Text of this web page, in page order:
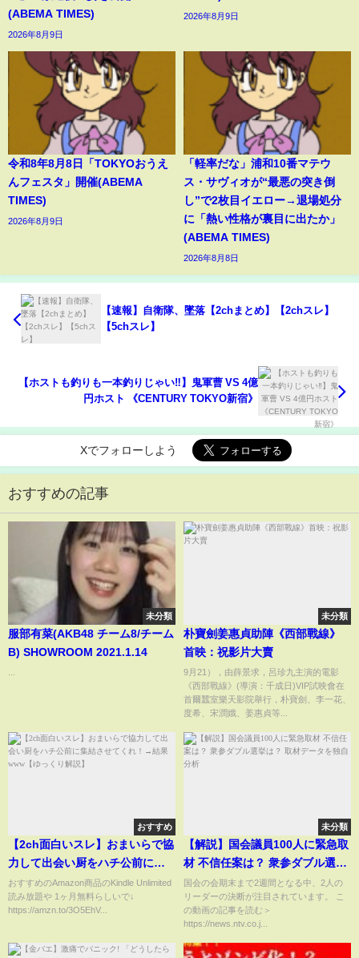
(ABEMA TIMES)
2026年8月9日
2026年8月9日
令和8年8月8日「TOKYOおうえ
んフェスタ」開催(ABEMA
TIMES)
2026年8月9日
「軽率だな」浦和10番マテウ
ス・サヴィオが“最悪の突き倒
し”で2枚目イエロー→退場処分
に「熱い性格が裏目に出たか」
(ABEMA TIMES)
2026年8月8日
【速報】自衛隊、墜落【2chまとめ】【2chスレ】
【5chスレ】
【ホストも釣りも一本釣りじゃい‼️】鬼軍曹 VS 4億
円ホスト 《CENTURY TOKYO新宿》
Xでフォローしよう
おすすめの記事
未分類
服部有菜(AKB48 チーム8/チーム
B) SHOWROOM 2021.1.14
未分類
朴寶劍姜惠貞助陣《西部戰線》
首映：祝影片大賣
9月21），由薛景求，呂珍九主演的電影
《西部戰線》(導演：千成日)VIP試映會在
首爾蠶室樂天影院舉行，朴寶劍、李一花、
度希、宋潤娥、姜惠貞等...
おすすめ
【2ch面白いスレ】おまいらで協
力して出会い厨をハチ公前に集
結させてくれ！→結果www【ゆ
っくり解説】
おすすめのAmazon商品のKindle Unlimited
読み放題や 1ヶ月無料らしいで↓
https://amzn.to/3O5EhV...
未分類
【解説】国会議員100人に緊急取
材 不信任案は？ 衆参ダブル選挙
は？ 取材データを独自分析
国会の会期末まで2週間となる中、2人の
リーダーの決断が注目されています。 こ
の動画の記事を読む＞
https://news.ntv.co.j...